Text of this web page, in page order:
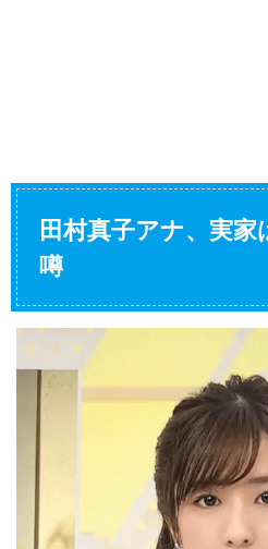
田村真子アナ、実
噂